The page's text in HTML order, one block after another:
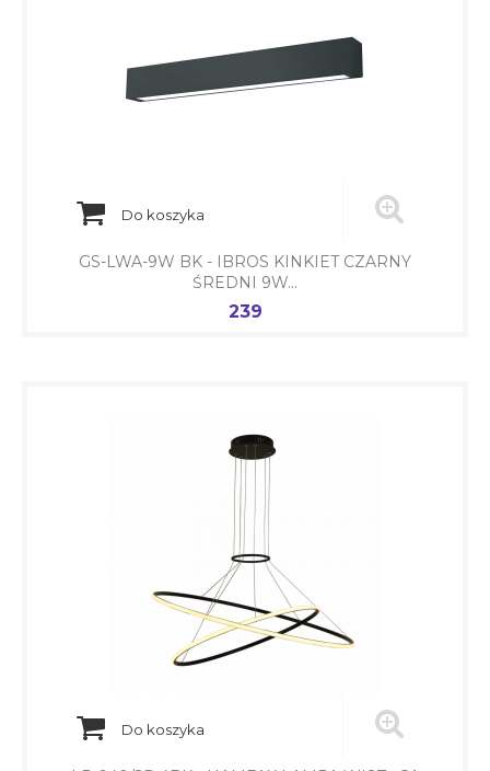
Do koszyka
GS-LWA-9W BK - IBROS KINKIET CZARNY
ŚREDNI 9W...
Cena
239
Do koszyka